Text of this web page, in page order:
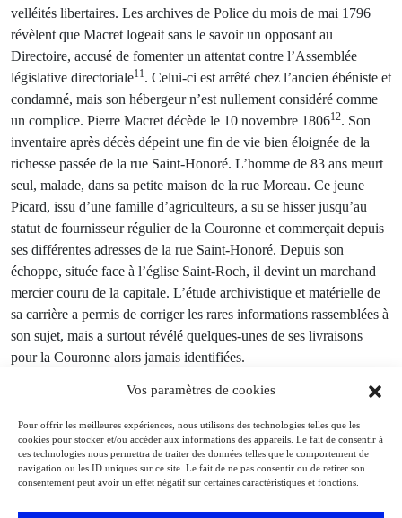
Vos paramètres de cookies
Pour offrir les meilleures expériences, nous utilisons des technologies telles que les
cookies pour stocker et/ou accéder aux informations des appareils. Le fait de consentir à
ces technologies nous permettra de traiter des données telles que le comportement de
navigation ou les ID uniques sur ce site. Le fait de ne pas consentir ou de retirer son
consentement peut avoir un effet négatif sur certaines caractéristiques et fonctions.
velléités libertaires. Les archives de Police du mois de mai 1796
révèlent que Macret logeait sans le savoir un opposant au
Directoire, accusé de fomenter un attentat contre l’Assemblée
législative directoriale11. Celui-ci est arrêté chez l’ancien ébéniste et
condamné, mais son hébergeur n’est nullement considéré comme
un complice. Pierre Macret décède le 10 novembre 180612. Son
inventaire après décès dépeint une fin de vie bien éloignée de la
richesse passée de la rue Saint-Honoré. L’homme de 83 ans meurt
seul, malade, dans sa petite maison de la rue Moreau. Ce jeune
Picard, issu d’une famille d’agriculteurs, a su se hisser jusqu’au
statut de fournisseur régulier de la Couronne et commerçait depuis
ses différentes adresses de la rue Saint-Honoré. Depuis son
échoppe, située face à l’église Saint-Roch, il devint un marchand
mercier couru de la capitale. L’étude archivistique et matérielle de
sa carrière a permis de corriger les rares informations rassemblées à
son sujet, mais a surtout révélé quelques-unes de ses livraisons
pour la Couronne alors jamais identifiées.
Premier fournisseur de la
dauphine Marie-